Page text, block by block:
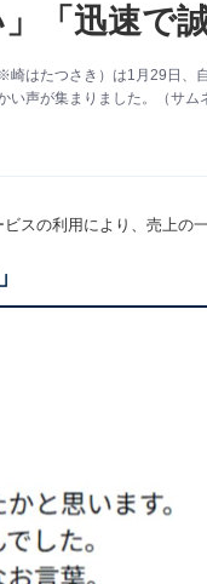
「迅速で
崎はたつさき）は1月29日、
声が集まりました。（サム
スの利用により、売上の